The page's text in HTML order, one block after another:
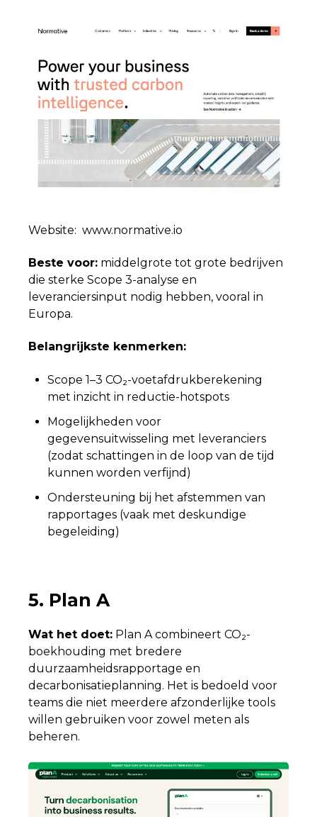
Website: www.normative.io
Beste voor: middelgrote tot grote bedrijven
die sterke Scope 3-analyse en
leveranciersinput nodig hebben, vooral in
Europa.
Belangrijkste kenmerken:
Scope 1–3 CO₂-voetafdrukberekening
met inzicht in reductie-hotspots
Mogelijkheden voor
gegevensuitwisseling met leveranciers
(zodat schattingen in de loop van de tijd
kunnen worden verfijnd)
Ondersteuning bij het afstemmen van
rapportages (vaak met deskundige
begeleiding)
5. Plan A
Wat het doet: Plan A combineert CO₂-
boekhouding met bredere
duurzaamheidsrapportage en
decarbonisatieplanning. Het is bedoeld voor
teams die niet meerdere afzonderlijke tools
willen gebruiken voor zowel meten als
beheren.